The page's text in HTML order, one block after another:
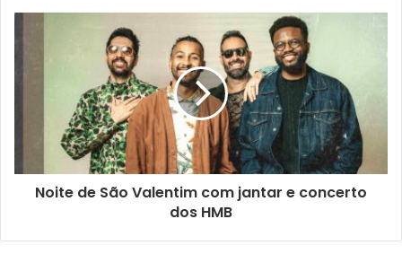
Noite de São Valentim com jantar e concerto
dos HMB